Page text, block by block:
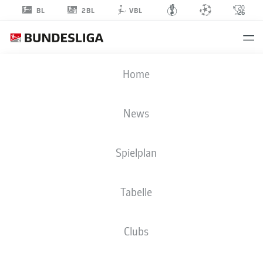
BL 2BL VBL
Home
News
Spielplan
Tabelle
Clubs